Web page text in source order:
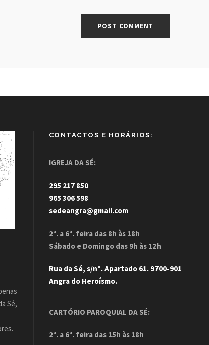
Sé,
CONTACTOS E HORÁRIOS:
IGREJA DA SÉ:
295 217 850
965 306 598
sedeangra@gmail.com
2ª. a 6ª. feira das 8h às 18h
Sábado e Domingo das 9h às 12h
Rua da Sé, s/nº. Apartado 61. 9700-901
Angra do Heroísmo.
CARTÓRIO PAROQUIAL DA SÉ:
2ª. a 6ª. feira das 15h às 18h